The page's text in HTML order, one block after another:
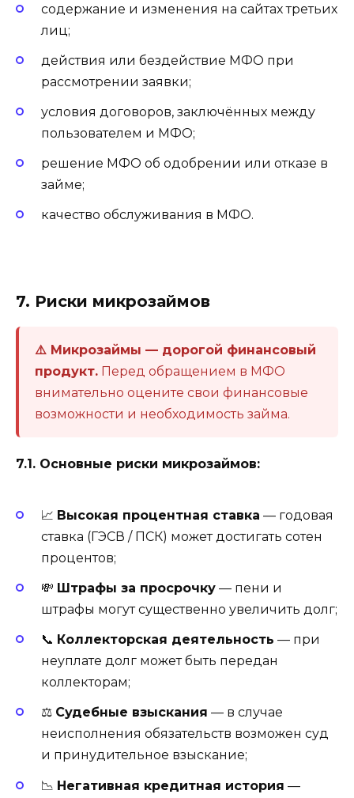
содержание и изменения на сайтах третьих
лиц;
действия или бездействие МФО при
рассмотрении заявки;
условия договоров, заключённых между
пользователем и МФО;
решение МФО об одобрении или отказе в
займе;
качество обслуживания в МФО.
7. Риски микрозаймов
⚠️ Микрозаймы — дорогой финансовый
продукт. Перед обращением в МФО
внимательно оцените свои финансовые
возможности и необходимость займа.
7.1. Основные риски микрозаймов:
📈 Высокая процентная ставка — годовая
ставка (ГЭСВ / ПСК) может достигать сотен
процентов;
💸 Штрафы за просрочку — пени и
штрафы могут существенно увеличить долг;
📞 Коллекторская деятельность — при
неуплате долг может быть передан
коллекторам;
⚖️ Судебные взыскания — в случае
неисполнения обязательств возможен суд
и принудительное взыскание;
📉 Негативная кредитная история —